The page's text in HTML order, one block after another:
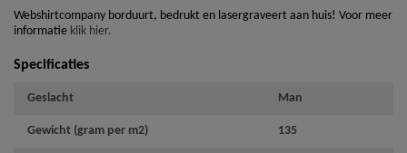
Webshirtcompany borduurt, bedrukt en lasergraveert aan huis! Voor meer
informatie klik hier.
Specificaties
Geslacht Man
Gewicht (gram per m2) 135